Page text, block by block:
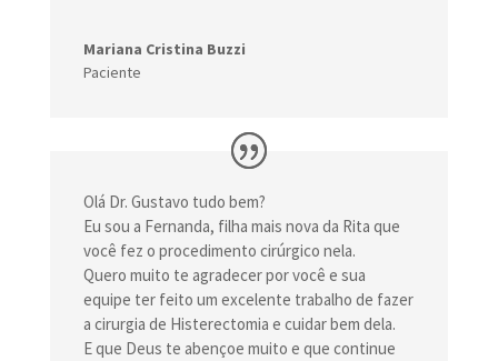
Mariana Cristina Buzzi
Paciente
Olá Dr. Gustavo tudo bem?
Eu sou a Fernanda, filha mais nova da Rita que
você fez o procedimento cirúrgico nela.
Quero muito te agradecer por você e sua
equipe ter feito um excelente trabalho de fazer
a cirurgia de Histerectomia e cuidar bem dela.
E que Deus te abençoe muito e que continue